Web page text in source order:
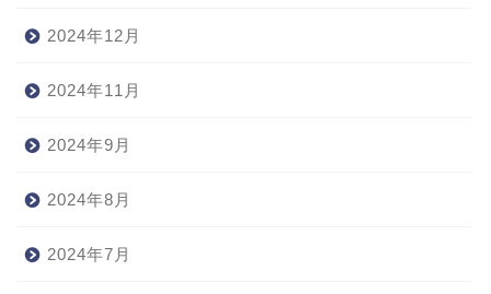
2024年12月
2024年11月
2024年9月
2024年8月
2024年7月